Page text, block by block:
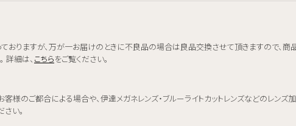
おりますが、万が一お届けのときに不良品の場合は良品交換させて頂きますので、
詳細は、 こちらをご覧ください。
客様のご都合による場合や、伊達メガネレンズ・ブルーライトカットレンズなどのレン
い。